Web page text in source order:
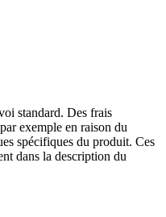
standard. Des frais
exemple en raison du
spécifiques du produit. Ces
dans la description du